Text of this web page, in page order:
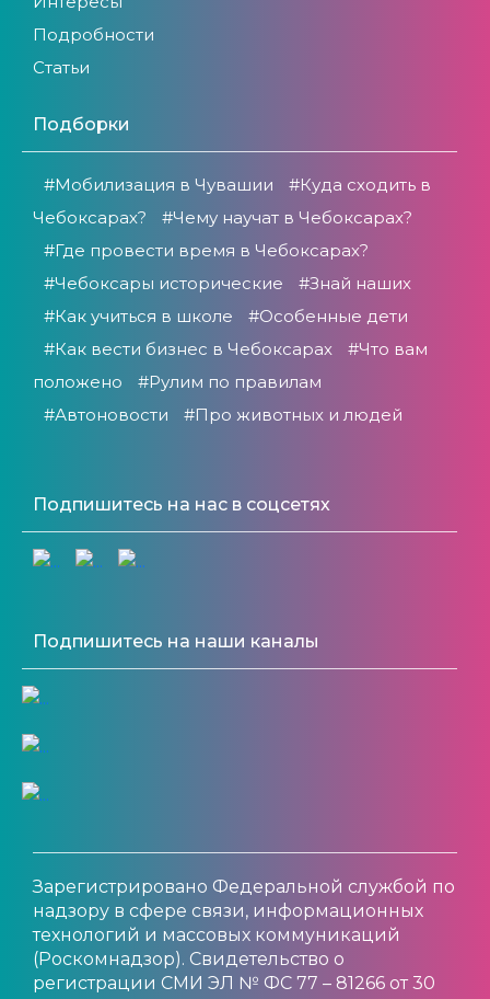
Подробности
Статьи
Подборки
#Мобилизация в Чувашии
#Куда сходить в
Чебоксарах?
#Чему научат в Чебоксарах?
#Где провести время в Чебоксарах?
#Чебоксары исторические
#Знай наших
#Как учиться в школе
#Особенные дети
#Как вести бизнес в Чебоксарах
#Что вам
положено
#Рулим по правилам
#Автоновости
#Про животных и людей
Подпишитесь на нас в соцсетях
Подпишитесь на наши каналы
Зарегистрировано Федеральной службой по
надзору в сфере связи, информационных
технологий и массовых коммуникаций
(Роскомнадзор). Свидетельство о
регистрации СМИ ЭЛ № ФС 77 – 81266 от 30